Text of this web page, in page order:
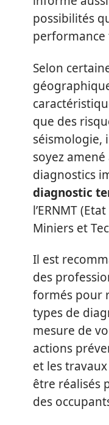
possibilités
Selon
que des
séismologie,
soyez
diagnostics
diagnostic
l’ERNMT
Miniers et
Il est
des
formés pour
types de
mesure de
actions
et les
être réalisés
des